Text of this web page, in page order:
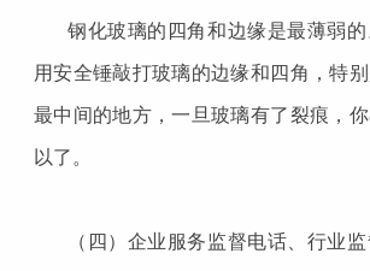
钢化玻璃的四角和边缘是最薄弱
用安全锤敲打玻璃的边缘和四角，特
最中间的地方，一旦玻璃有了裂痕，
以了。
（四）企业服务监督电话、行业